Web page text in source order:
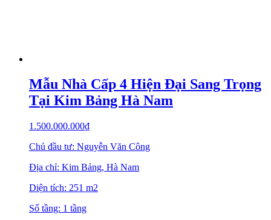
Mẫu Nhà Cấp 4 Hiện Đại Sang Trọng
Tại Kim Bảng Hà Nam
1.500.000.000₫
Chủ đầu tư: Nguyễn Văn Công
Địa chỉ: Kim Bảng, Hà Nam
Diện tích: 251 m2
Số tầng: 1 tầng